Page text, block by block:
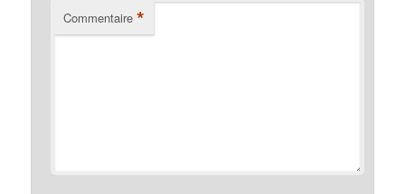
Commentaire *